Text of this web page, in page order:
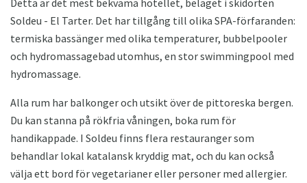
Detta är det mest bekväma hotellet, beläget i skidorten
Soldeu - El Tarter. Det har tillgång till olika SPA-förfaranden:
termiska bassänger med olika temperaturer, bubbelpooler
och hydromassagebad utomhus, en stor swimmingpool med
hydromassage.
Alla rum har balkonger och utsikt över de pittoreska bergen.
Du kan stanna på rökfria våningen, boka rum för
handikappade. I Soldeu finns flera restauranger som
behandlar lokal katalansk kryddig mat, och du kan också
välja ett bord för vegetarianer eller personer med allergier.